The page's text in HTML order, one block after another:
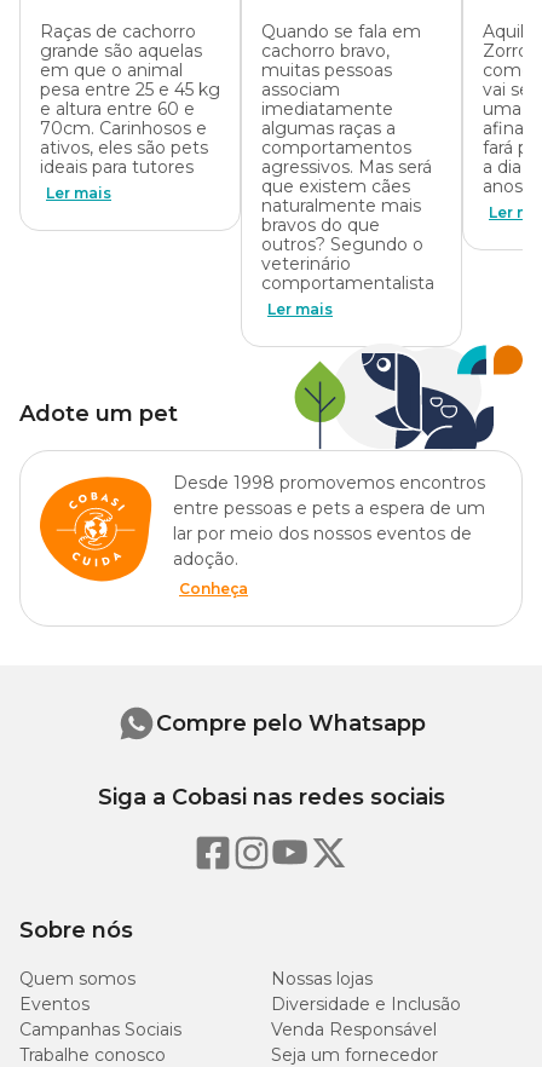
Raças de cachorro
grande são aquelas
em que o animal
pesa entre 25 e 45 kg
e altura entre 60 e
70cm. Carinhosos e
ativos, eles são pets
ideais para tutores
Ler mais
Quando se fala em
cachorro bravo,
muitas pessoas
associam
imediatamente
algumas raças a
comportamentos
agressivos. Mas será
que existem cães
naturalmente mais
bravos do que
outros? Segundo o
veterinário
comportamentalista
Ler mais
raça
como
vai se
uma
afinal,
fará
a dia
anos.
Ler
Adote um pet
Desde 1998 promovemos encontros
entre pessoas e pets a espera de um
lar por meio dos nossos eventos de
adoção.
Conheça
Sobre nós
Quem somos
Nossas lojas
Eventos
Diversidade e Inclusão
Campanhas Sociais
Venda Responsável
Trabalhe conosco
Seja um fornecedor
Compre pelo Whatsapp
Siga a Cobasi nas redes sociais